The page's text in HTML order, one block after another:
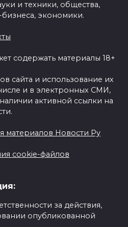
и техники, общества,
экономики.
содержать материалы 18+
сайта и использование их
и в электронных СМИ,
активной ссылки на
материалов Новости Ру
cookie-файлов
за действия,
опубликованной